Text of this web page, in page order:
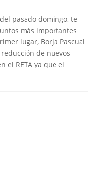
pasado domingo, te
más importantes
lugar, Borja Pascual
de nuevos
el RETA ya que el